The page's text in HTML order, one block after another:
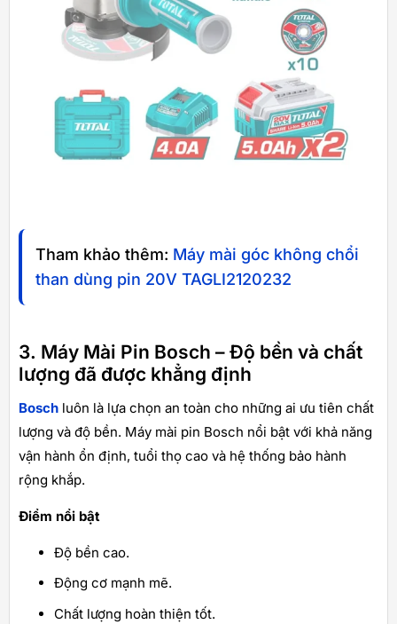
Tham khảo thêm: Máy mài góc không chổi
than dùng pin 20V TAGLI2120232
3. Máy Mài Pin Bosch – Độ bền và chất
lượng đã được khẳng định
Bosch luôn là lựa chọn an toàn cho những ai ưu tiên chất
lượng và độ bền. Máy mài pin Bosch nổi bật với khả năng
vận hành ổn định, tuổi thọ cao và hệ thống bảo hành
rộng khắp.
Điểm nổi bật
Độ bền cao.
Động cơ mạnh mẽ.
Chất lượng hoàn thiện tốt.